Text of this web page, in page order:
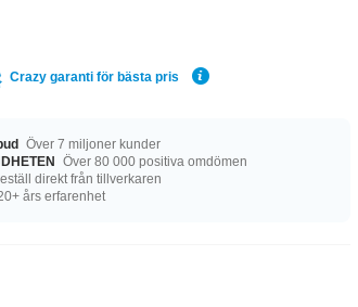
Crazy garanti för bästa pris
Över 7 miljoner kunder
Över 80 000 positiva omdömen
direkt från tillverkaren
års erfarenhet